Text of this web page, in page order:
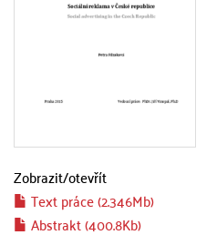
Zobrazit/otevřít
Text práce (2.346Mb)
Abstrakt (400.8Kb)